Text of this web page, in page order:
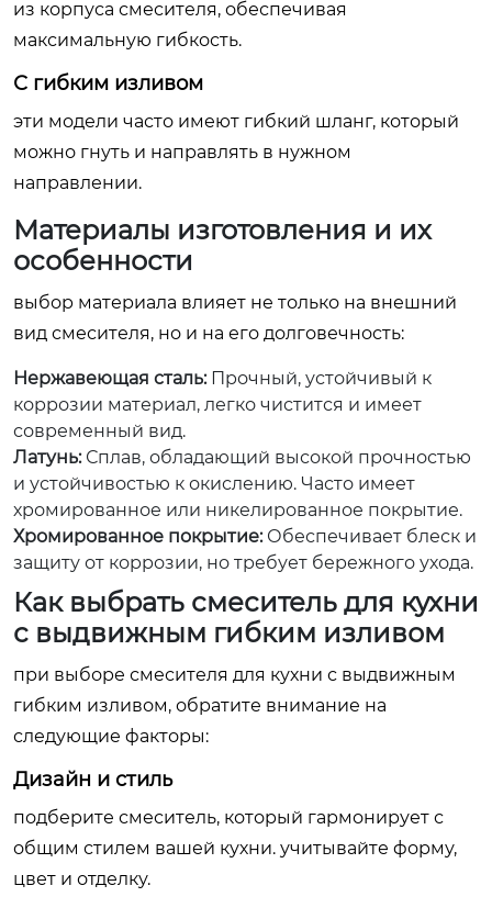
из корпуса смесителя, обеспечивая
максимальную гибкость.
С гибким изливом
эти модели часто имеют гибкий шланг, который
можно гнуть и направлять в нужном
направлении.
Материалы изготовления и их
особенности
выбор материала влияет не только на внешний
вид смесителя, но и на его долговечность:
Нержавеющая сталь:Прочный, устойчивый к
коррозии материал, легко чистится и имеет
современный вид.
Латунь:Сплав, обладающий высокой прочностью
и устойчивостью к окислению. Часто имеет
хромированное или никелированное покрытие.
Хромированное покрытие:Обеспечивает блеск и
защиту от коррозии, но требует бережного ухода.
Как выбрать смеситель для кухни
с выдвижным гибким изливом
при выборе смесителя для кухни с выдвижным
гибким изливом, обратите внимание на
следующие факторы:
Дизайн и стиль
подберите смеситель, который гармонирует с
общим стилем вашей кухни. учитывайте форму,
цвет и отделку.